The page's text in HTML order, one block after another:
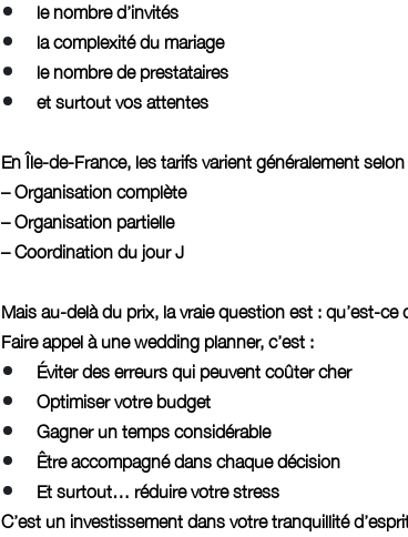
le nombre d’invités
la complexité du mariage
le nombre de prestataires
et surtout vos attentes
En Île-de-France, les tarifs varient généralement
– Organisation complète
– Organisation partielle
– Coordination du jour J
Mais au-delà du prix, la vraie question est : qu’est-
Faire appel à une wedding planner, c’est :
Éviter des erreurs qui peuvent coûter cher
Optimiser votre budget
Gagner un temps considérable
Être accompagné dans chaque décision
Et surtout… réduire votre stress
C’est un investissement dans votre tranquillité